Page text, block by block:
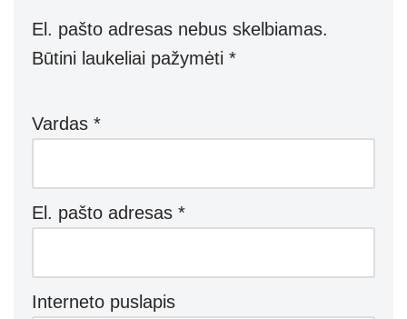
El. pašto adresas nebus skelbiamas.
Būtini laukeliai pažymėti *
Vardas *
El. pašto adresas *
Interneto puslapis